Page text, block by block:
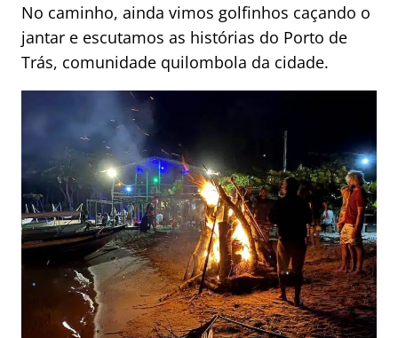
No caminho, ainda vimos golfinhos caçando o
jantar e escutamos as histórias do Porto de
Trás, comunidade quilombola da cidade.